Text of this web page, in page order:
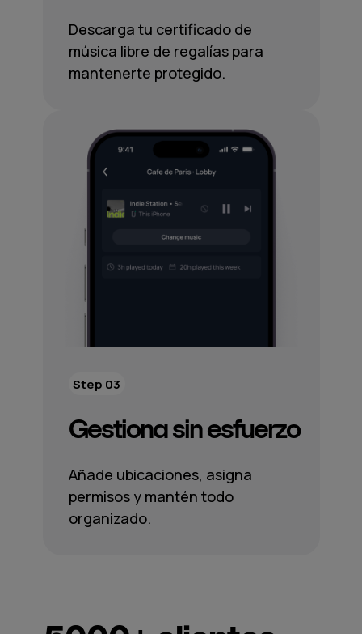
Descarga tu certificado de
música libre de regalías para
mantenerte protegido.
Gestiona sin esfuerzo
Añade ubicaciones, asigna
permisos y mantén todo
organizado.
Step 03